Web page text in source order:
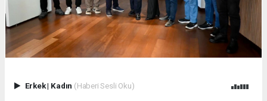
Erkek| Kadın (Haberi Sesli Oku)